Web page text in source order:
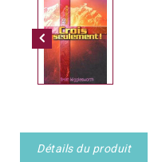
Détails du produit